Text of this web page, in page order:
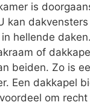
is
kan
hellende
of
beiden. Zo is
Een dakkapel
om